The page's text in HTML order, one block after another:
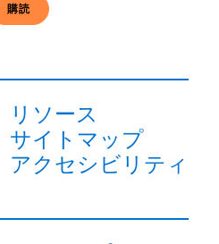
リソース
サイトマップ
アクセシビリティ